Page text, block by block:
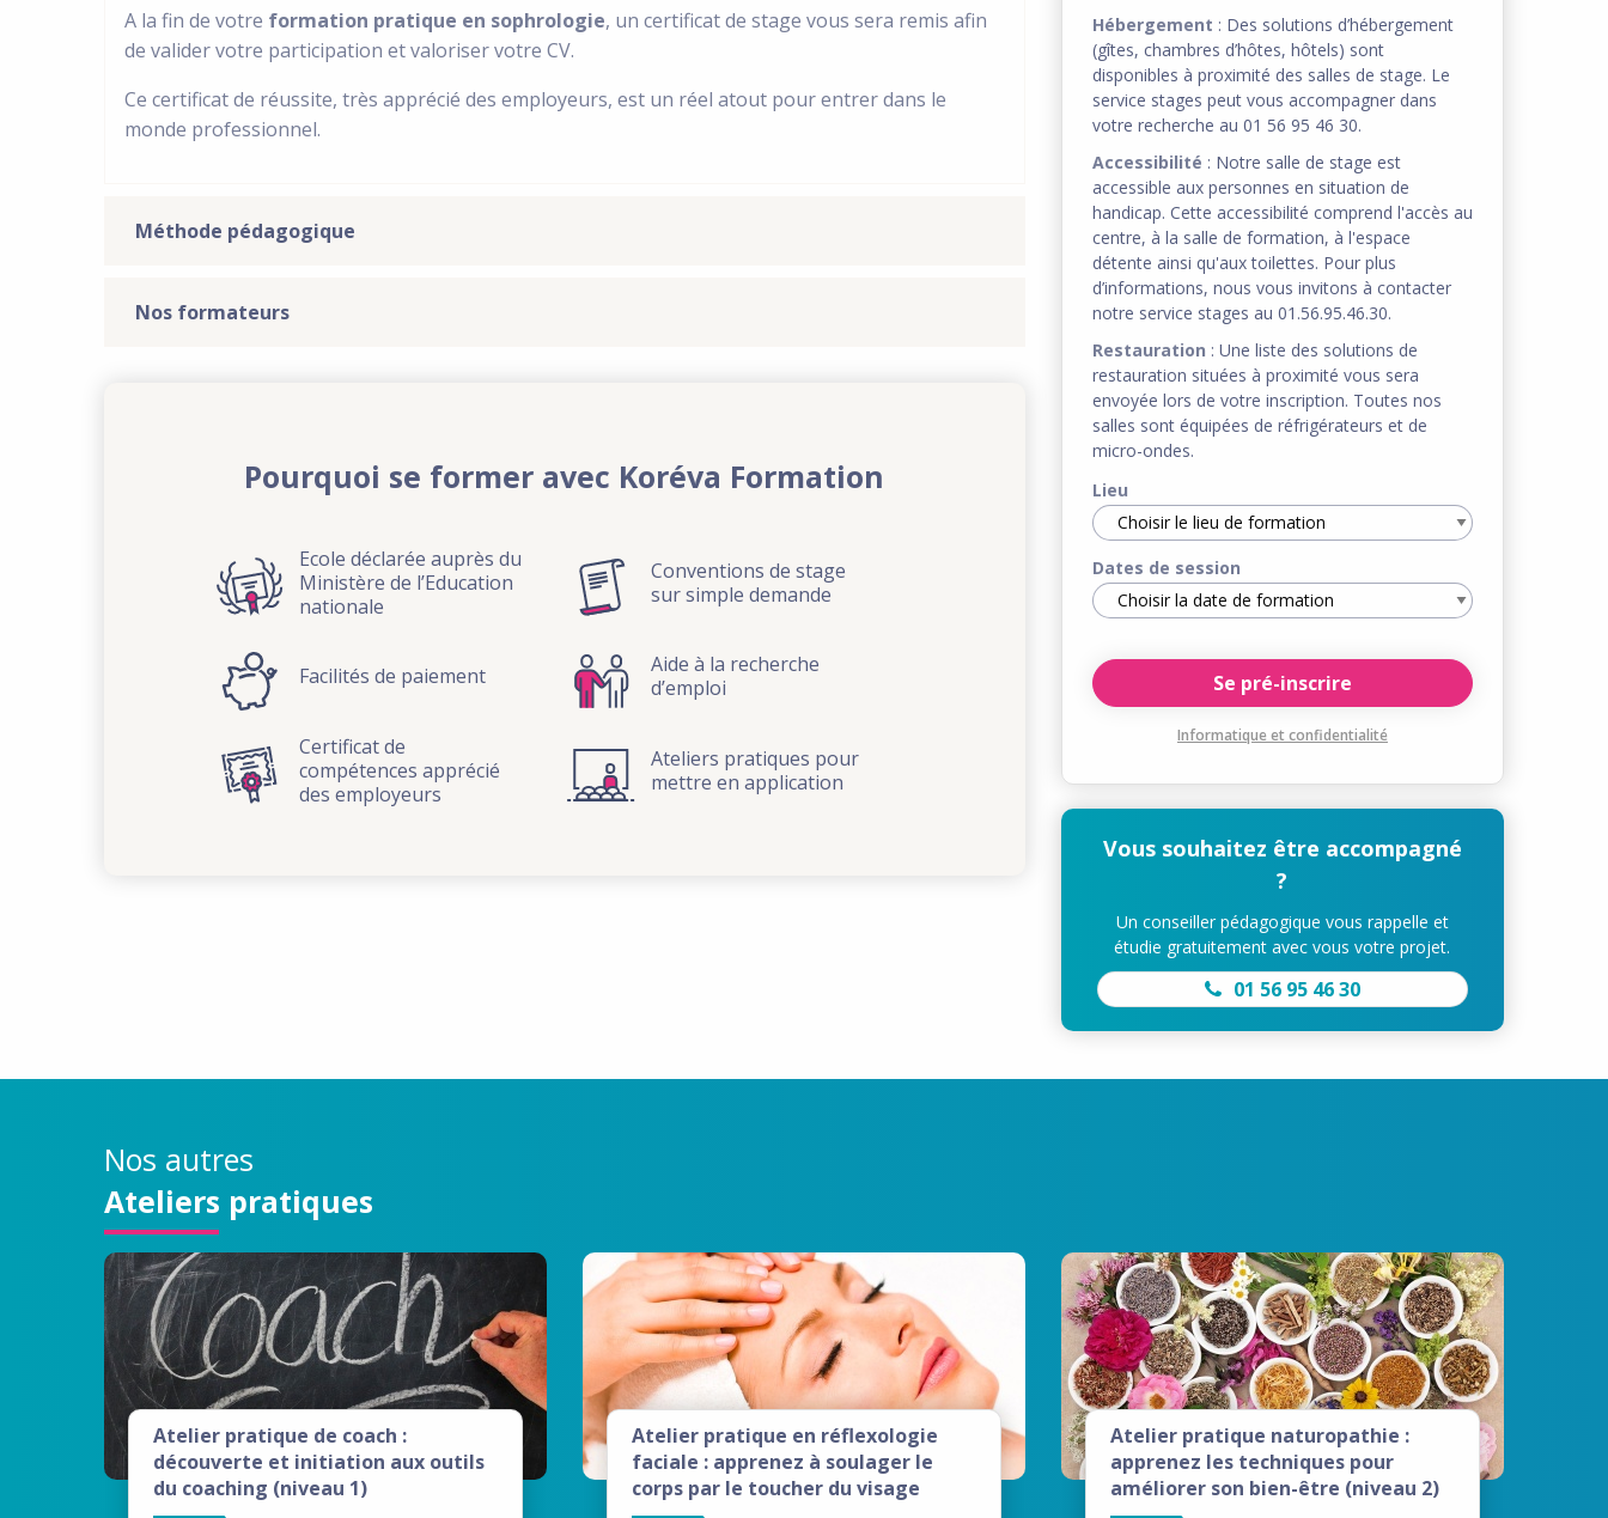
A la fin de votre formation pratique en sophrologie, un certificat de stage vous sera remis afin
de valider votre participation et valoriser votre CV.
Ce certificat de réussite, très apprécié des employeurs, est un réel atout pour entrer dans le
monde professionnel.
Méthode pédagogique
Nos formateurs
Pourquoi se former avec Koréva Formation
Ecole déclarée auprès du
Ministère de l’Education
nationale
Conventions de stage
sur simple demande
Facilités de paiement
Aide à la recherche
d’emploi
Certificat de
compétences apprécié
des employeurs
Ateliers pratiques pour
mettre en application
Hébergement : Des solutions d’hébergement
(gîtes, chambres d’hôtes, hôtels) sont
disponibles à proximité des salles de stage. Le
service stages peut vous accompagner dans
votre recherche au 01 56 95 46 30.
Accessibilité : Notre salle de stage est
accessible aux personnes en situation de
handicap. Cette accessibilité comprend l'accès au
centre, à la salle de formation, à l'espace
détente ainsi qu'aux toilettes. Pour plus
d’informations, nous vous invitons à contacter
notre service stages au 01.56.95.46.30.
Restauration : Une liste des solutions de
restauration situées à proximité vous sera
envoyée lors de votre inscription. Toutes nos
salles sont équipées de réfrigérateurs et de
micro-ondes.
Lieu
Dates de session
Informatique et confidentialité
Vous souhaitez être accompagné
?
Un conseiller pédagogique vous rappelle et
étudie gratuitement avec vous votre projet.
01 56 95 46 30
Nos autres
Ateliers pratiques
Atelier pratique de coach :
découverte et initiation aux outils
du coaching (niveau 1)
Atelier pratique en réflexologie
faciale : apprenez à soulager le
corps par le toucher du visage
Atelier pratique naturopathie :
apprenez les techniques pour
améliorer son bien-être (niveau 2)